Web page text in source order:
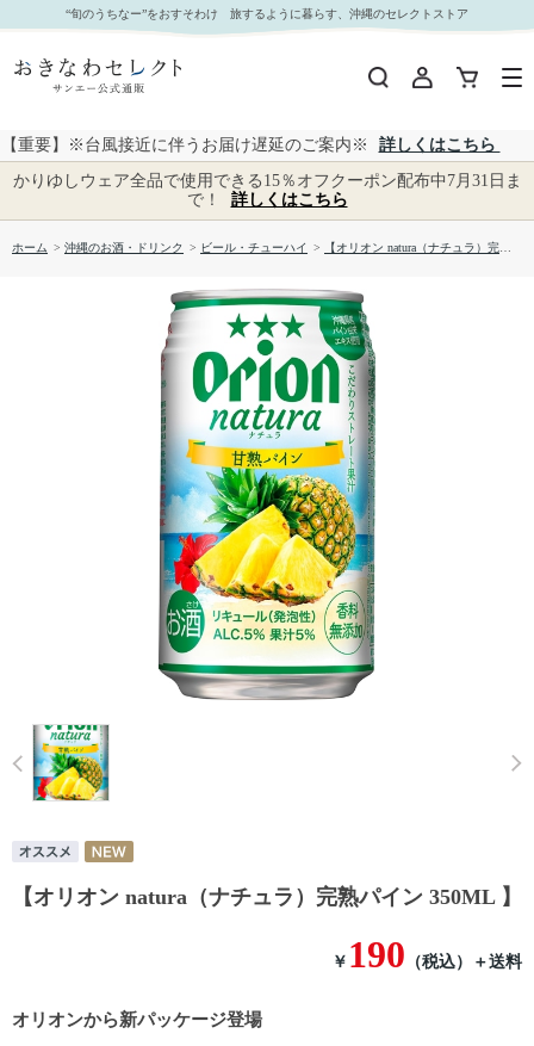
【オリオン natura（ナチュラ）完熟パイン 350ML 】｜おきなわセレクト サンエー公式通販
“旬のうちなー”をおすそわけ 旅するように暮らす、沖縄のセレクトストア
【重要】※台風接近に伴うお届け遅延のご案内※
詳しくはこちら
かりゆしウェア全品で使用できる15％オフクーポン配布中7月31日ま
で！
詳しくはこちら
ホーム > 沖縄のお酒・ドリンク > ビール・チューハイ > 【オリオン natura（ナチュラ）完熟パイン 350ML 】
Prev
【オリオン natura（ナチュラ）完熟パイン 350ML 】
オリオンから新パッケージ登場
￥ 190 （税込） ＋送料